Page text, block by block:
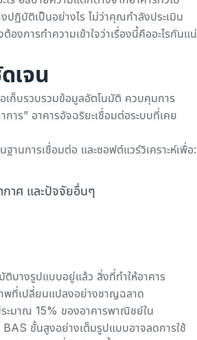
งปฏิบัติเป็นอย่างไร ไม่ว่าคุณกำลังประเมิน
งการทำความเข้าใจว่าเรื่องนี้คืออะไรกันแน่
เจน
เก็บรวบรวมข้อมูลอัตโนมัติ ควบคุมการ
ร” อาคารอัจฉริยะเชื่อมต่อระบบที่เคย
านการเชื่อมต่อ และซอฟต์แวร์วิเคราะห์เพื่อ:
กาศ และปัจจัยอื่นๆ
ติบางรูปแบบอยู่แล้ว สิ่งที่ทำให้อาคาร
พที่เปลี่ยนแปลงอย่างชาญฉลาด
ะมาณ 15% ของอาคารพาณิชย์ใน
ขั้นสูงอย่างเต็มรูปแบบอาจลดการใช้